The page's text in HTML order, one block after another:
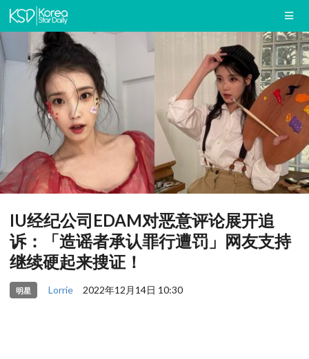
IU经纪公司EDAM对恶意评论展开追
诉：「造谣者承认罪行遭罚」网友支持
继续硬起来搜证！
明星 Lorrie 2022年12月14日 10:30